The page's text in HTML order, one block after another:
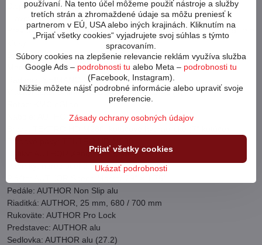
Displej: SHIMANO Steps E-6100, LCD
Hlavové zloženie: PRESTINE Integrated 1-1/8"
Prevodník: SHIMANO Steps E-5010, 38 zubov, 170 / 175 mm
Stredové zloženie: SHIMANO Steps
Menič: SHIMANO Cues 4000
Radenie: SHIMANO Cues 4000 (9)
Viackoliesko: SHIMANO CS-LG300-9, 11-41 (9)
Náboje: AUTHOR Radon, 32 dier
Brzdové páky: TEKTRO HD-M280
Ráfiky: AUTHOR Xenon 29, 32 dier
Paprsky: nerez oceľ 2.2 mm čierne
Pedále: AUTHOR Non Slip alu
Riaditká: AUTHOR, 25 mm, 680 / 700 mm
Rukoväte: AUTHOR Pro Lock
Predstavec: AUTHOR alu
Sedlovka: AUTHOR alu (27.2)
používaní. Na tento účel môžeme použiť nástroje a služby
tretích strán a zhromaždené údaje sa môžu preniesť k
partnerom v EÚ, USA alebo iných krajinách. Kliknutím na
„Prijať všetky cookies“ vyjadrujete svoj súhlas s týmto
spracovaním.
Súbory cookies na zlepšenie relevancie reklám využíva služba
Google Ads – podrobnosti tu alebo Meta – podrobnosti tu
(Facebook, Instagram).
Nižšie môžete nájsť podrobné informácie alebo upraviť svoje
preferencie.
Zásady ochrany osobných údajov
Ukázať podrobnosti
Prijať všetky cookies